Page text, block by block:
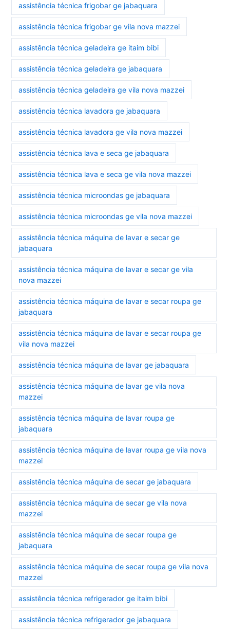
assistência técnica frigobar ge jabaquara
assistência técnica frigobar ge vila nova mazzei
assistência técnica geladeira ge itaim bibi
assistência técnica geladeira ge jabaquara
assistência técnica geladeira ge vila nova mazzei
assistência técnica lavadora ge jabaquara
assistência técnica lavadora ge vila nova mazzei
assistência técnica lava e seca ge jabaquara
assistência técnica lava e seca ge vila nova mazzei
assistência técnica microondas ge jabaquara
assistência técnica microondas ge vila nova mazzei
assistência técnica máquina de lavar e secar ge
jabaquara
assistência técnica máquina de lavar e secar ge vila
nova mazzei
assistência técnica máquina de lavar e secar roupa ge
jabaquara
assistência técnica máquina de lavar e secar roupa ge
vila nova mazzei
assistência técnica máquina de lavar ge jabaquara
assistência técnica máquina de lavar ge vila nova
mazzei
assistência técnica máquina de lavar roupa ge
jabaquara
assistência técnica máquina de lavar roupa ge vila nova
mazzei
assistência técnica máquina de secar ge jabaquara
assistência técnica máquina de secar ge vila nova
mazzei
assistência técnica máquina de secar roupa ge
jabaquara
assistência técnica máquina de secar roupa ge vila nova
mazzei
assistência técnica refrigerador ge itaim bibi
assistência técnica refrigerador ge jabaquara